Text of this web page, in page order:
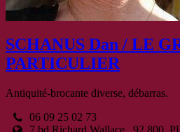
SCHANUS Dan / LE
PARTICULIER
Antiquité-brocante diverse,
06 09 25 02 73